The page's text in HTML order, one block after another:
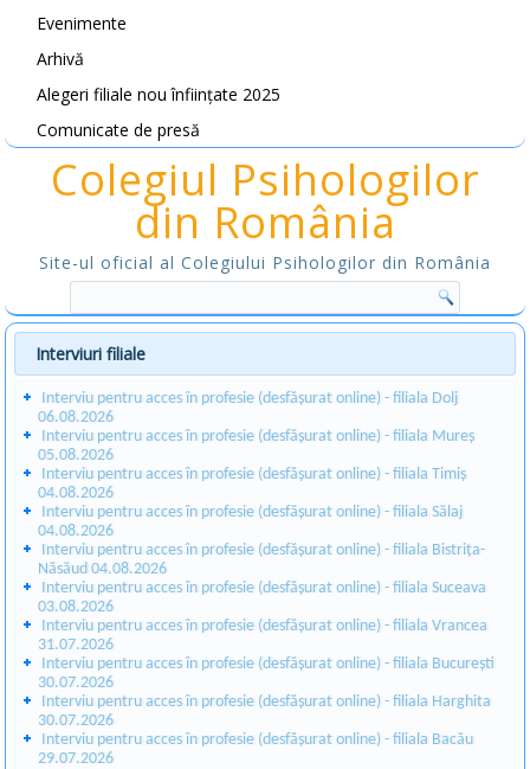
Evenimente
Arhivă
Alegeri filiale nou înființate 2025
Comunicate de presă
Colegiul Psihologilor
din România
Site-ul oficial al Colegiului Psihologilor din România
Interviuri filiale
Interviu pentru acces în profesie (desfășurat online) - filiala Dolj
06.08.2026
Interviu pentru acces în profesie (desfășurat online) - filiala Mureș
05.08.2026
Interviu pentru acces în profesie (desfășurat online) - filiala Timiș
04.08.2026
Interviu pentru acces în profesie (desfășurat online) - filiala Sălaj
04.08.2026
Interviu pentru acces în profesie (desfășurat online) - filiala Bistrița-
Năsăud 04.08.2026
Interviu pentru acces în profesie (desfășurat online) - filiala Suceava
03.08.2026
Interviu pentru acces în profesie (desfășurat online) - filiala Vrancea
31.07.2026
Interviu pentru acces în profesie (desfășurat online) - filiala București
30.07.2026
Interviu pentru acces în profesie (desfășurat online) - filiala Harghita
30.07.2026
Interviu pentru acces în profesie (desfășurat online) - filiala Bacău
29.07.2026